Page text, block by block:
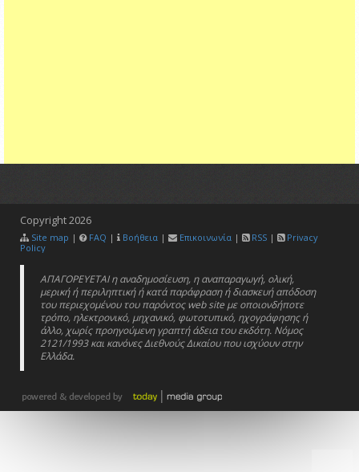
Copyright2026
Site map | FAQ | Βοήθεια | Επικοινωνία | RSS |
Privacy
Policy
ΑΠΑΓΟΡΕΥΕΤΑΙ η αναδημοσίευση, η αναπαραγωγή, ολική,
μερική ή περιληπτική ή κατά παράφραση ή διασκευή απόδοση
του περιεχομένου του παρόντος web site με οποιονδήποτε
τρόπο, ηλεκτρονικό, μηχανικό, φωτοτυπικό, ηχογράφησης ή
άλλο, χωρίς προηγούμενη γραπτή άδεια του εκδότη. Νόμος
2121/1993 και κανόνες Διεθνούς Δικαίου που ισχύουν στην
Ελλάδα.